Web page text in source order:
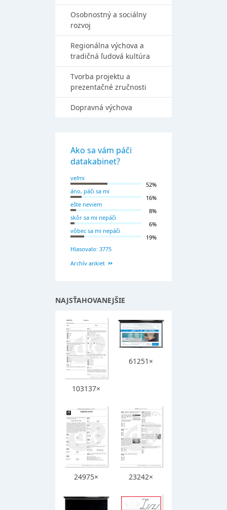
Osobnostný a sociálny
rozvoj
Regionálna výchova a
tradičná ľudová kultúra
Tvorba projektu a
prezentačné zručnosti
Dopravná výchova
Ako sa vám páči
datakabinet?
veľmi
52%
áno, páči sa mi
16%
ešte neviem
8%
skôr sa mi nepáči
6%
vôbec sa mi nepáči
19%
Hlasovalo: 3775
Archív ankiet
NAJSŤAHOVANEJŠIE
103137×
61251×
24975× 23242×